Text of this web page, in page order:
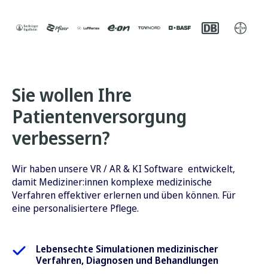
Sie wollen Ihre
Patientenversorgung
verbessern?
Wir haben unsere VR / AR & KI Software entwickelt,
damit Mediziner:innen komplexe medizinische
Verfahren effektiver erlernen und üben können. Für
eine personalisiertere Pflege.
Lebensechte Simulationen medizinischer
Verfahren, Diagnosen und Behandlungen